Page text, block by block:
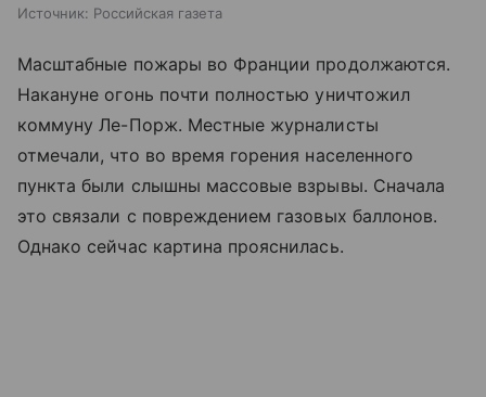
Источник: Российская газета
Масштабные пожары во Франции продолжаются.
Накануне огонь почти полностью уничтожил
коммуну Ле-Порж. Местные журналисты
отмечали, что во время горения населенного
пункта были слышны массовые взрывы. Сначала
это связали с повреждением газовых баллонов.
Однако сейчас картина прояснилась.